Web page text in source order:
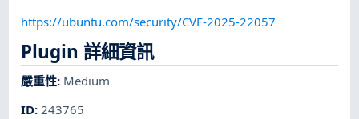
https://ubuntu.com/security/CVE-2025-22057
Plugin 詳細資訊
嚴重性: Medium
ID:243765